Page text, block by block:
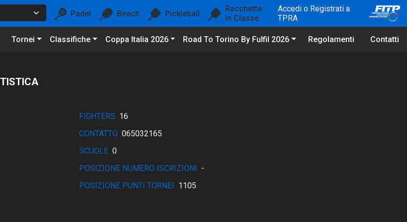
Padel Beach Pickleball
Racchette
In Classe
Accedi o Registrati a
TPRA
Tornei Classifiche Coppa Italia 2026 Road To Torino By Fulfil 2026 Regolamenti Contatti
FIGHTERS 16
CONTATTO 065032165
SCUOLE 0
POSIZIONE NUMERO ISCRIZIONI -
POSIZIONE PUNTI TORNEI 1105